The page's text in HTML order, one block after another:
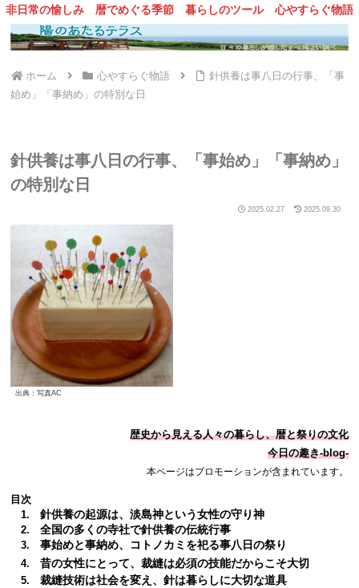
非日常の愉しみ 暦でめぐる季節 暮らしのツール 心やすらぐ物語
ホーム 心やすらぐ物語
針供養は事八日の行事、「事
始め」「事納め」の特別な日
針供養は事八日の行事、「事始め」「事納め」
の特別な日
2025.02.27 2025.09.30
出典：写真AC
歴史から見える人々の暮らし、暦と祭りの文化
今日の趣き-blog-
本ページはプロモーションが含まれています。
目次
1. 針供養の起源は、淡島神という女性の守り神
2. 全国の多くの寺社で針供養の伝統行事
3. 事始めと事納め、コトノカミを祀る事八日の祭り
4. 昔の女性にとって、裁縫は必須の技能だからこそ大切
5. 裁縫技術は社会を変え、針は暮らしに大切な道具